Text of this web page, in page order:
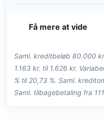
Få mere at vide
Saml. kreditbeløb 80.000
1.163 kr. til 1.626 kr.
% til 20,73 %. Saml.
Saml. tilbagebetaling fra